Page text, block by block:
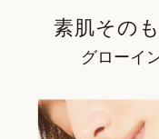
素肌その
グローイ